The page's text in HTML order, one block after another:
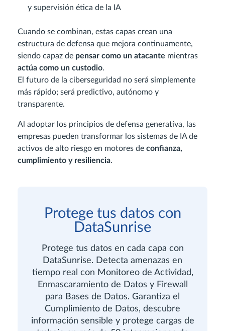
y supervisión ética de la IA
Cuando se combinan, estas capas crean una
estructura de defensa que mejora continuamente,
siendo capaz de pensar como un atacante mientras
actúa como un custodio.
El futuro de la ciberseguridad no será simplemente
más rápido; será predictivo, autónomo y
transparente.
Al adoptar los principios de defensa generativa, las
empresas pueden transformar los sistemas de IA de
activos de alto riesgo en motores de confianza,
cumplimiento y resiliencia.
Protege tus datos con
DataSunrise
Protege tus datos en cada capa con
DataSunrise. Detecta amenazas en
tiempo real con Monitoreo de Actividad,
Enmascaramiento de Datos y Firewall
para Bases de Datos. Garantiza el
Cumplimiento de Datos, descubre
información sensible y protege cargas de